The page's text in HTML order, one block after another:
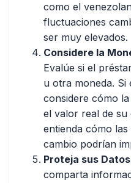
como el
fluctuaciones
ser muy elevados.
Considere la
Evalúe si el
u otra moneda. Si
considere cómo
el valor real de su
entienda cómo
cambio podrían
Proteja sus
comparta